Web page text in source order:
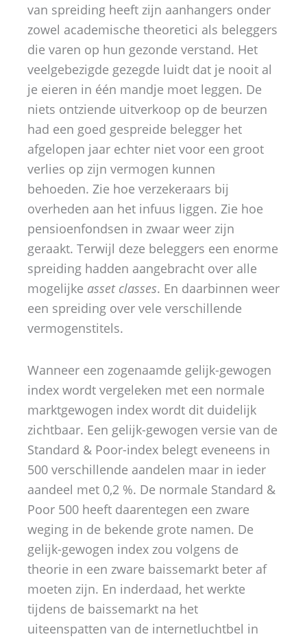
van spreiding heeft zijn aanhangers onder
zowel academische theoretici als beleggers
die varen op hun gezonde verstand. Het
veelgebezigde gezegde luidt dat je nooit al
je eieren in één mandje moet leggen. De
niets ontziende uitverkoop op de beurzen
had een goed gespreide belegger het
afgelopen jaar echter niet voor een groot
verlies op zijn vermogen kunnen
behoeden. Zie hoe verzekeraars bij
overheden aan het infuus liggen. Zie hoe
pensioenfondsen in zwaar weer zijn
geraakt. Terwijl deze beleggers een enorme
spreiding hadden aangebracht over alle
mogelijke asset classes. En daarbinnen weer
een spreiding over vele verschillende
vermogenstitels.
Wanneer een zogenaamde gelijk-gewogen
index wordt vergeleken met een normale
marktgewogen index wordt dit duidelijk
zichtbaar. Een gelijk-gewogen versie van de
Standard & Poor-index belegt eveneens in
500 verschillende aandelen maar in ieder
aandeel met 0,2 %. De normale Standard &
Poor 500 heeft daarentegen een zware
weging in de bekende grote namen. De
gelijk-gewogen index zou volgens de
theorie in een zware baissemarkt beter af
moeten zijn. En inderdaad, het werkte
tijdens de baissemarkt na het
uiteenspatten van de internetluchtbel in